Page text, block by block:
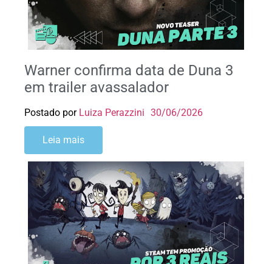
Warner confirma data de Duna 3
em trailer avassalador
Postado por Luiza Perazzini 30/06/2026
Leia mais